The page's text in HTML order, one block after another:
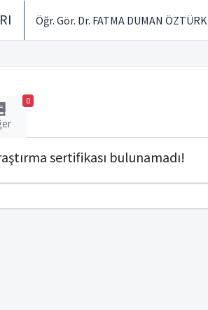
Öğr. Gör. Dr. FATMA DUMAN ÖZTÜRK
0
sertifikası bulunamadı!